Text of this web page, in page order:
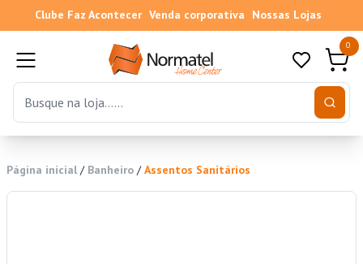
Clube Faz Acontecer Venda corporativa Nossas Lojas
0
Página inicial / Banheiro /Assentos Sanitários